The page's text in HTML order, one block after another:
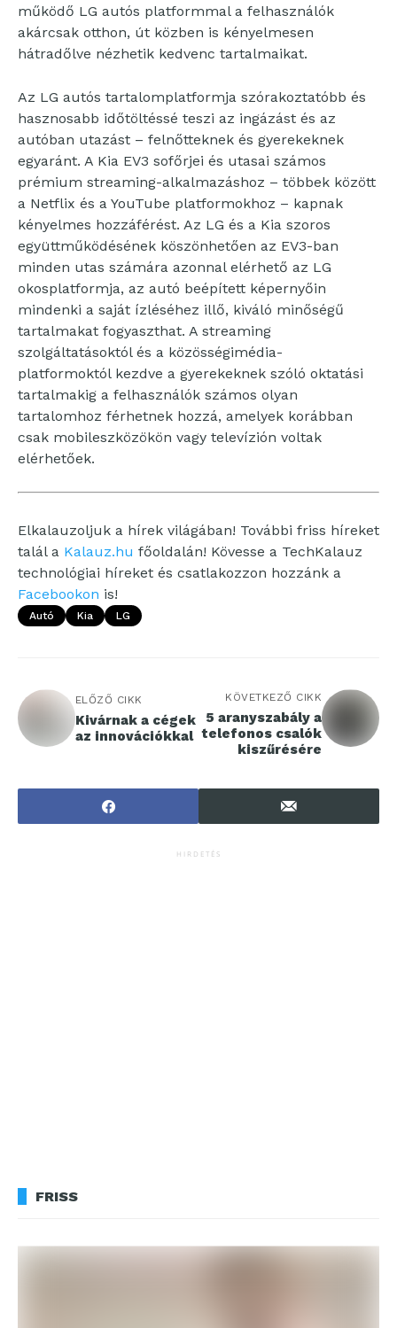
működő LG autós platformmal a felhasználók
akárcsak otthon, út közben is kényelmesen
hátradőlve nézhetik kedvenc tartalmaikat.
Az LG autós tartalomplatformja szórakoztatóbb és
hasznosabb időtöltéssé teszi az ingázást és az
autóban utazást – felnőtteknek és gyerekeknek
egyaránt. A Kia EV3 sofőrjei és utasai számos
prémium streaming-alkalmazáshoz – többek között
a Netflix és a YouTube platformokhoz – kapnak
kényelmes hozzáférést. Az LG és a Kia szoros
együttműködésének köszönhetően az EV3-ban
minden utas számára azonnal elérhető az LG
okosplatformja, az autó beépített képernyőin
mindenki a saját ízléséhez illő, kiváló minőségű
tartalmakat fogyaszthat. A streaming
szolgáltatásoktól és a közösségimédia-
platformoktól kezdve a gyerekeknek szóló oktatási
tartalmakig a felhasználók számos olyan
tartalomhoz férhetnek hozzá, amelyek korábban
csak mobileszközökön vagy televízión voltak
elérhetőek.
Elkalauzoljuk a hírek világában! További friss híreket
talál a Kalauz.hu főoldalán! Kövesse a TechKalauz
technológiai híreket és csatlakozzon hozzánk a
Facebookon is!
Autó Kia LG
ELŐZŐ CIKK
Kivárnak a cégek
az innovációkkal
KÖVETKEZŐ CIKK
5 aranyszabály a
telefonos csalók
kiszűrésére
HIRDETÉS
FRISS